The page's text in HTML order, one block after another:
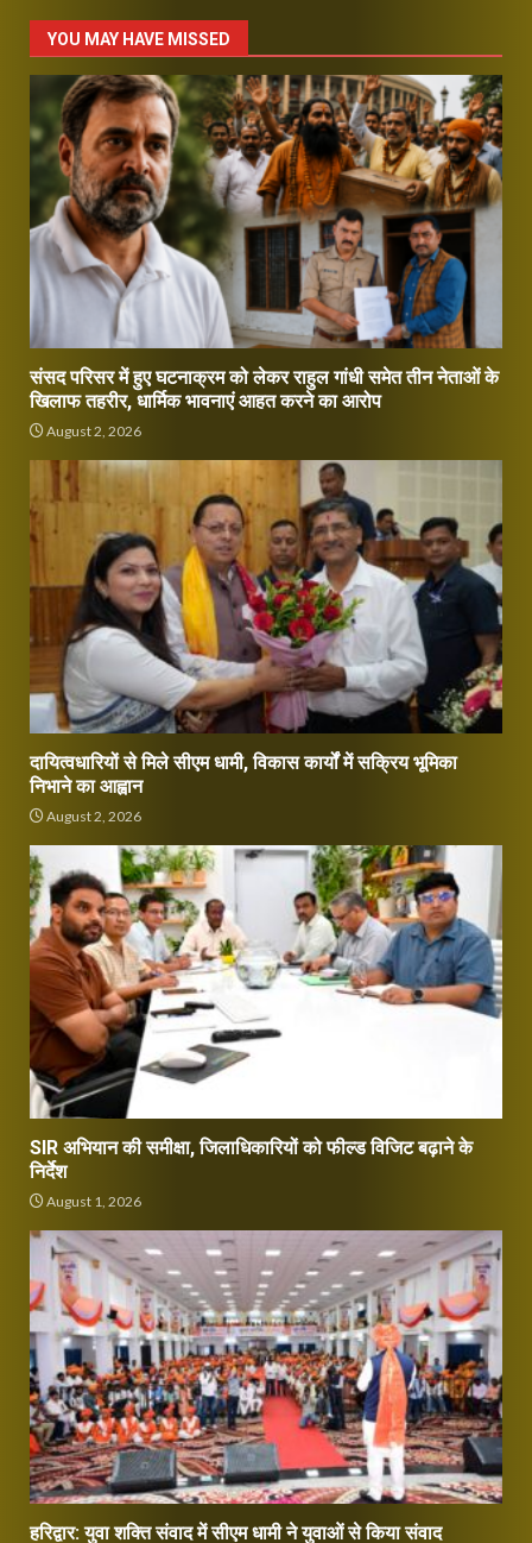
YOU MAY HAVE MISSED
संसद परिसर में हुए घटनाक्रम को लेकर राहुल गांधी समेत तीन नेताओं के
खिलाफ तहरीर, धार्मिक भावनाएं आहत करने का आरोप
August 2, 2026
दायित्वधारियों से मिले सीएम धामी, विकास कार्यों में सक्रिय भूमिका
निभाने का आह्वान
August 2, 2026
SIR अभियान की समीक्षा, जिलाधिकारियों को फील्ड विजिट बढ़ाने के
निर्देश
August 1, 2026
हरिद्वार: युवा शक्ति संवाद में सीएम धामी ने युवाओं से किया संवाद